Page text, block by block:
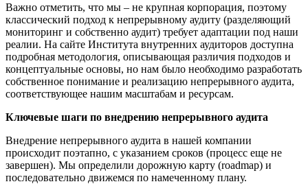
Важно отметить, что мы – не крупная корпорация, поэтому
классический подход к непрерывному аудиту (разделяющий
мониторинг и собственно аудит) требует адаптации под наши
реалии. На сайте Института внутренних аудиторов доступна
подробная методология, описывающая различия подходов и
концептуальные основы, но нам было необходимо разработать
собственное понимание и реализацию непрерывного аудита,
соответствующее нашим масштабам и ресурсам.
Ключевые шаги по внедрению непрерывного аудита
Внедрение непрерывного аудита в нашей компании
происходит поэтапно, с указанием сроков (процесс еще не
завершен). Мы определили дорожную карту (roadmap) и
последовательно движемся по намеченному плану.